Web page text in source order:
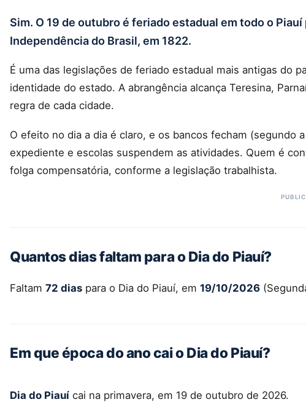
Sim. O 19 de outubro é feriado estadual em todo o Piauí
Independência do Brasil, em 1822.
É uma das legislações de feriado estadual mais antigas do
identidade do estado. A abrangência alcança Teresina,
regra de cada cidade.
O efeito no dia a dia é claro, e os bancos fecham (segundo a
expediente e escolas suspendem as atividades. Quem é
folga compensatória, conforme a legislação trabalhista.
Quantos dias faltam para o Dia do Piauí?
Faltam 72 dias para o Dia do Piauí, em 19/10/2026
Em que época do ano cai o Dia do Piauí?
Dia do Piauí cai na primavera, em 19 de outubro de 2026.